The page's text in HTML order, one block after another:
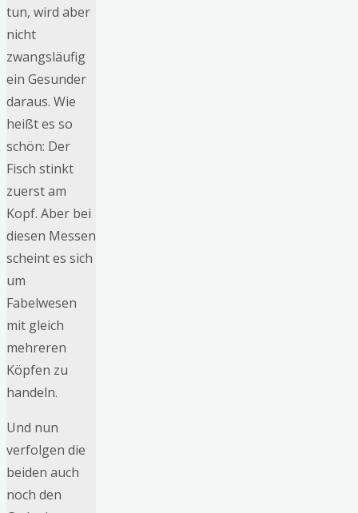
tun, wird aber
nicht
zwangsläufig
ein Gesunder
daraus. Wie
heißt es so
schön: Der
Fisch stinkt
zuerst am
Kopf. Aber bei
diesen Messen
scheint es sich
um
Fabelwesen
mit gleich
mehreren
Köpfen zu
handeln.
Und nun
verfolgen die
beiden auch
noch den